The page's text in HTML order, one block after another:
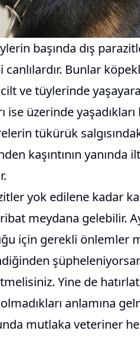
başında dış
canlılardır. Bunlar
ve tüylerinde
ise üzerinde
tükürük
kaşıntının yanında
yok edilene kadar
meydana gelebilir.
için gerekli önlemler
Yine de
anlamına
mutlaka veteriner